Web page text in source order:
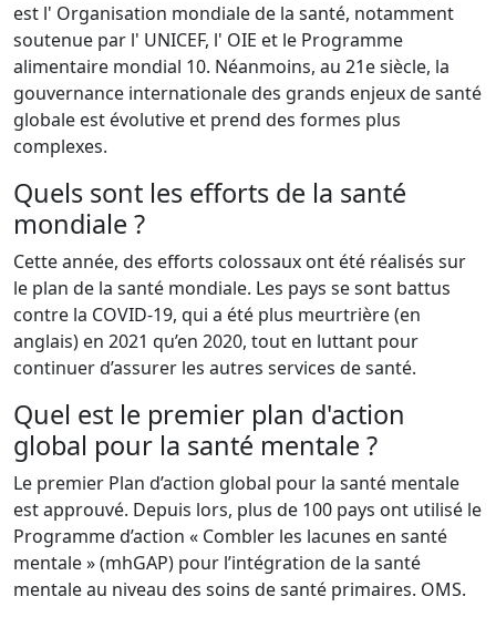
est l' Organisation mondiale de la santé, notamment
soutenue par l' UNICEF, l' OIE et le Programme
alimentaire mondial 10. Néanmoins, au 21e siècle, la
gouvernance internationale des grands enjeux de santé
globale est évolutive et prend des formes plus
complexes.
Quels sont les efforts de la santé
mondiale ?
Cette année, des efforts colossaux ont été réalisés sur
le plan de la santé mondiale. Les pays se sont battus
contre la COVID-19, qui a été plus meurtrière (en
anglais) en 2021 qu’en 2020, tout en luttant pour
continuer d’assurer les autres services de santé.
Quel est le premier plan d'action
global pour la santé mentale ?
Le premier Plan d’action global pour la santé mentale
est approuvé. Depuis lors, plus de 100 pays ont utilisé le
Programme d’action « Combler les lacunes en santé
mentale » (mhGAP) pour l’intégration de la santé
mentale au niveau des soins de santé primaires. OMS.